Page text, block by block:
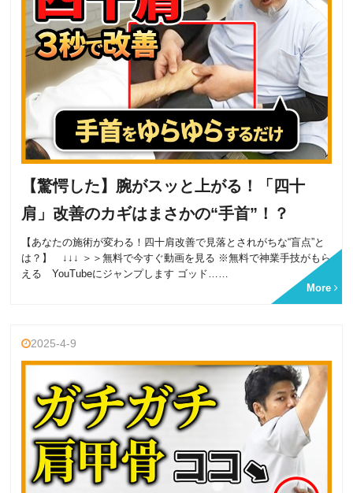
【驚愕した】腕がスッと上がる！「四十
肩」改善のカギはまさかの“手首”！？
【あなたの施術が変わる！四十肩改善で見落とされがちな“盲点”と
は？】 ↓↓↓ ＞＞無料で今すぐ動画を見る ※無料で神業手技がもら
える YouTubeにジャンプします ゴッド……
More
2025-4-9